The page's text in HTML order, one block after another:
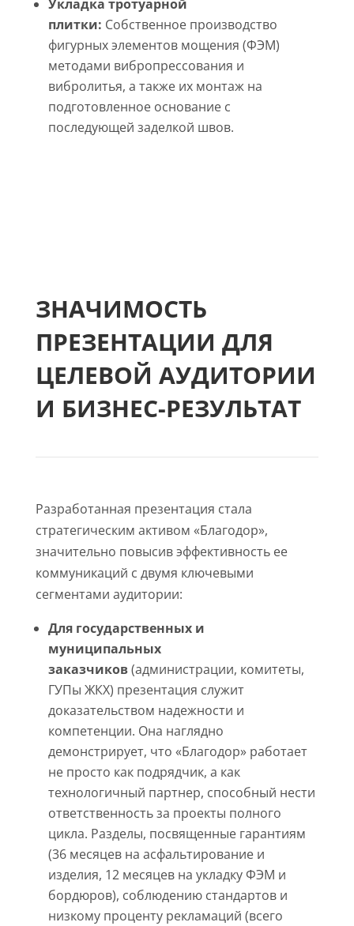
Укладка тротуарной
плитки: Собственное производство
фигурных элементов мощения (ФЭМ)
методами вибропрессования и
вибролитья, а также их монтаж на
подготовленное основание с
последующей заделкой швов.
ЗНАЧИМОСТЬ
ПРЕЗЕНТАЦИИ ДЛЯ
ЦЕЛЕВОЙ АУДИТОРИИ
И БИЗНЕС-РЕЗУЛЬТАТ
Разработанная презентация стала
стратегическим активом «Благодор»,
значительно повысив эффективность ее
коммуникаций с двумя ключевыми
сегментами аудитории:
Для государственных и
муниципальных
заказчиков(администрации, комитеты,
ГУПы ЖКХ) презентация служит
доказательством надежности и
компетенции. Она наглядно
демонстрирует, что «Благодор» работает
не просто как подрядчик, а как
технологичный партнер, способный нести
ответственность за проекты полного
цикла. Разделы, посвященные гарантиям
(36 месяцев на асфальтирование и
изделия, 12 месяцев на укладку ФЭМ и
бордюров), соблюдению стандартов и
низкому проценту рекламаций (всего